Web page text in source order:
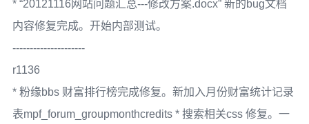
* “20121116网站问题汇总---修改方案.docx” 新的bug文档
内容修复完成。开始内部测试。
---------------------
r1136
* 粉缘bbs 财富排行榜完成修复。新加入月份财富统计记录
表mpf_forum_groupmonthcredits * 搜索相关css 修复。一